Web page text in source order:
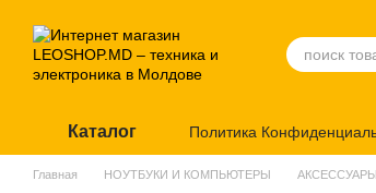
Каталог Политика
Главная НОУТБУКИ И КОМПЬЮТЕРЫ